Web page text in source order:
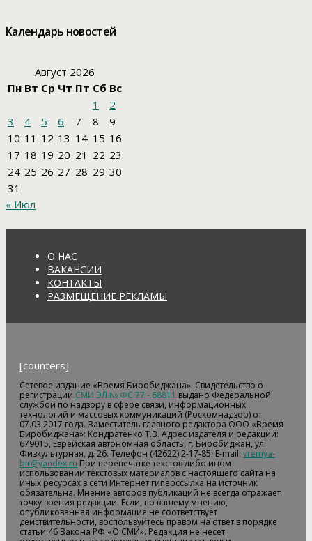
Календарь новостей
Август 2026
Пн Вт Ср Чт Пт Сб Вс
1
2
3
4 5 6 7 8
9
10 11 12 13 14 15 16
17 18 19 20 21 22 23
24 25 26 27 28 29 30
31
« Июл
О НАС
ВАКАНСИИ
КОНТАКТЫ
РАЗМЕЩЕНИЕ РЕКЛАМЫ
[counters]
Сетевое издание «Время Биробиджана». Свидетельство о
регистрации СМИ ЭЛ № ФС 77 - 68811 выдано Федеральной
службой по надзору в сфере связи, информационных
технологий и массовых коммуникаций (Роскомнадзор) от
07.03.2017 года. Заместитель главного редактора ООО «Время
Биробиджана»: Кондратенко Т.В. Адрес издателя и редакции:
679015, Еврейская автономная область, г. Биробиджан, ул.
Физкультурная, д. 26. Телефон (42622) 2-17-85. E-mail: vremya-
bir@yandex.ru При перепечатке текстов либо ином
использовании текстовых материалов с настоящего сайта на
иных ресурсах в сети Интернет гиперссылка на источник
обязательна. Мнение авторов публикаций не всегда отражает
точку зрения редакции. Если, по вашему мнению,
опубликованная информация не соответствует
действительности, воспользуйтесь правом на ответ в порядке
статьи 46 Закона РФ «О СМИ». Редакция не несет